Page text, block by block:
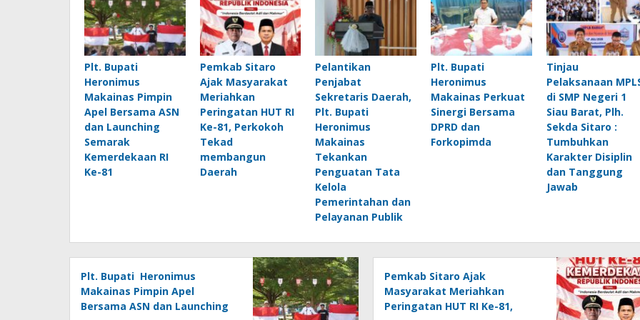
Plt. Bupati
Heronimus
Makainas Pimpin
Apel Bersama ASN
dan Launching
Semarak
Kemerdekaan RI
Ke-81
Pemkab Sitaro
Ajak Masyarakat
Meriahkan
Peringatan HUT RI
Ke-81, Perkokoh
Tekad
membangun
Daerah
Pelantikan
Penjabat
Sekretaris Daerah,
Plt. Bupati
Heronimus
Makainas
Tekankan
Penguatan Tata
Kelola
Pemerintahan dan
Pelayanan Publik
Plt. Bupati
Heronimus
Makainas Perkuat
Sinergi Bersama
DPRD dan
Forkopimda
Tinjau
Pelaksanaan
di SMP Negeri 1
Siau Barat, Plh.
Sekda Sitaro :
Tumbuhkan
Karakter Disiplin
dan Tanggung
Jawab
Plt. Bupati Heronimus
Makainas Pimpin Apel
Bersama ASN dan Launching
Pemkab Sitaro Ajak
Masyarakat Meriahkan
Peringatan HUT RI Ke-81,